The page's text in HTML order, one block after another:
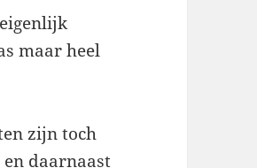
maar heel
zijn toch
daarnaast